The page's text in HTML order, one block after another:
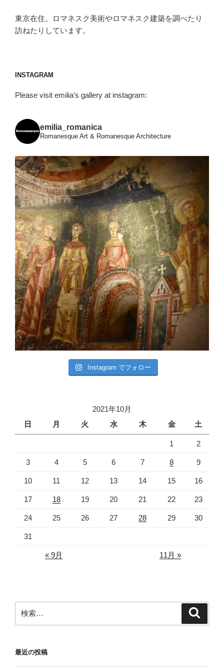
（Collecchio）
＜
東京在住。ロマネスク美術やロマネスク建築を調べたり
訪ねたりしています。
INSTAGRAM
Please visit emilia’s gallery at instagram:
emilia_romanica
Romanesque Art & Romanesque Architecture
Instagram でフォロー
2021年10月
日
月 火 水 木 金 土
1 2
3 4 5 6 7 8 9
10 11 12 13 14 15 16
17 18 19 20 21 22 23
24 25 26 27 28 29 30
31
« 9月 11月 »
索:
最近の投稿